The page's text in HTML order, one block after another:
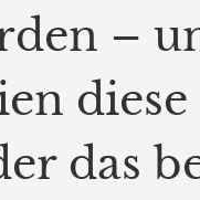
–
das